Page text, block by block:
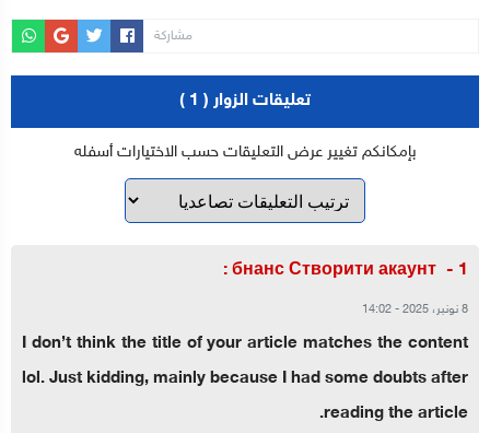
مشاركة
تعليقات الزوار ( 1 )
بإمكانكم تغيير عرض التعليقات حسب الاختيارات أسفله
бнанс Створити акаунт
:
8 نونبر، 2025 -
14:02
I don’t think the title of your article matches the content
lol. Just kidding, mainly because I had some doubts after
reading the article.